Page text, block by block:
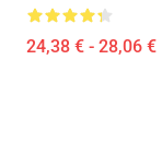
24,38 € - 28,06 €